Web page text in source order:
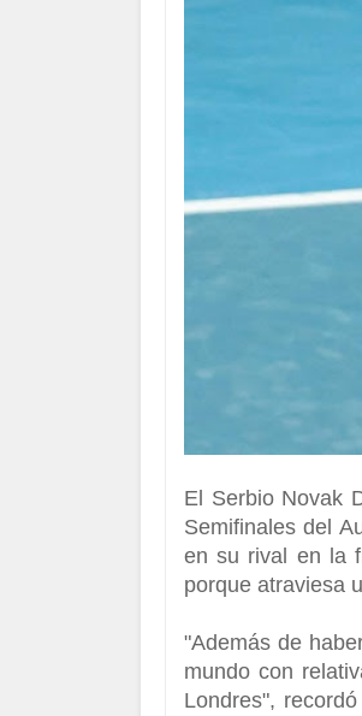
El Serbio Novak
Semifinales del
en su rival en la
porque atraviesa
"Además de
mundo con
Londres",